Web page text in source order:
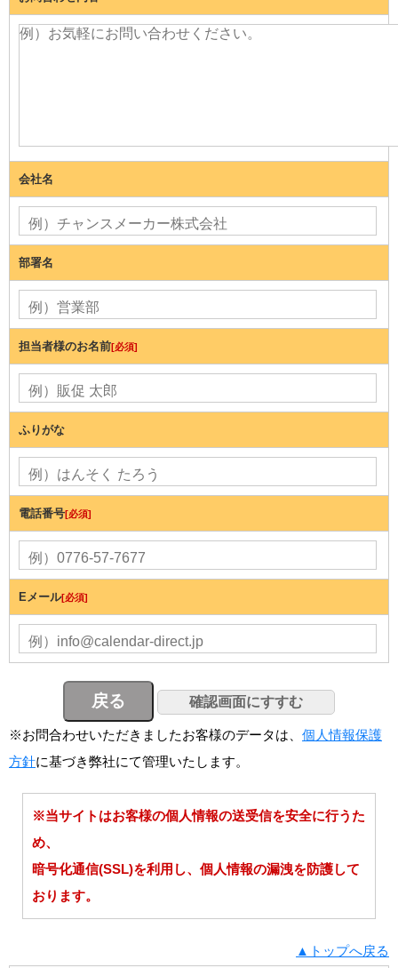
会社名
部署名
担当者様のお名前[必須]
ふりがな
電話番号[必須]
Eメール[必須]
※お問合わせいただきましたお客様のデータは、 個人情報保護
方針に基づき弊社にて管理いたします。
※当サイトはお客様の個人情報の送受信を安全に行うた
め、
暗号化通信(SSL)を利用し、個人情報の漏洩を防護して
おります。
▲トップへ戻る